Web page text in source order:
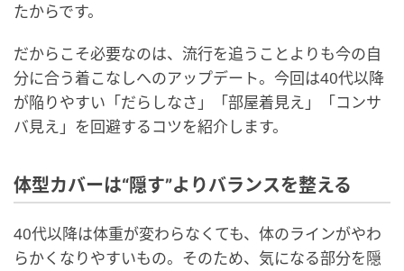
たからです。
だからこそ必要なのは、流行を追うことよりも今の自
分に合う着こなしへのアップデート。今回は40代以降
が陥りやすい「だらしなさ」「部屋着見え」「コンサ
バ見え」を回避するコツを紹介します。
体型カバーは“隠す”よりバランスを整える
40代以降は体重が変わらなくても、体のラインがやわ
らかくなりやすいもの。そのため、気になる部分を隠